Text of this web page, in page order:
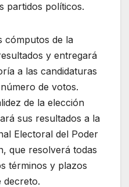
partidos políticos.
cómputos de la
y entregará
a las candidaturas
de votos.
de la elección
sus resultados a la
Electoral del Poder
que resolverá todas
términos y plazos
decreto.